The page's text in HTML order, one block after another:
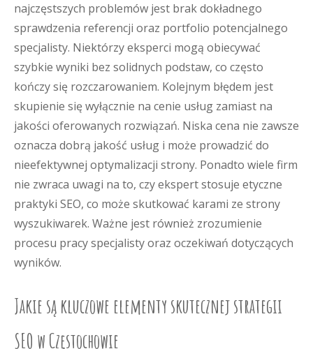
najczęstszych problemów jest brak dokładnego
sprawdzenia referencji oraz portfolio potencjalnego
specjalisty. Niektórzy eksperci mogą obiecywać
szybkie wyniki bez solidnych podstaw, co często
kończy się rozczarowaniem. Kolejnym błędem jest
skupienie się wyłącznie na cenie usług zamiast na
jakości oferowanych rozwiązań. Niska cena nie zawsze
oznacza dobrą jakość usług i może prowadzić do
nieefektywnej optymalizacji strony. Ponadto wiele firm
nie zwraca uwagi na to, czy ekspert stosuje etyczne
praktyki SEO, co może skutkować karami ze strony
wyszukiwarek. Ważne jest również zrozumienie
procesu pracy specjalisty oraz oczekiwań dotyczących
wyników.
Jakie są kluczowe elementy skutecznej strategii
SEO w Częstochowie